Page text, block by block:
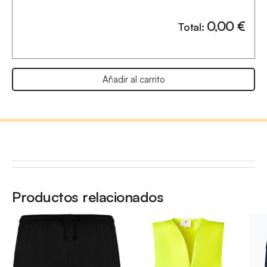
Total: 0,00€
Añadir al carrito
Productos relacionados